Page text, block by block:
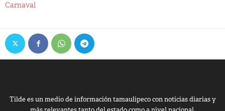
Carnaval
Tilde es un medio de información tamaulipeco con noticias diarias y